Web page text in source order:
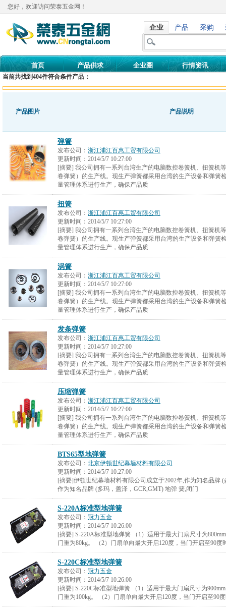
您好，欢迎访问荣泰五金网！
企业 产品 采购
首页 产品供求 企业圈 行情资讯
当前共找到404件符合条件产品：
产品图片 产品说明
弹簧
发布公司： 浙江浦江百惠工贸有限公司
更新时间： 2014/5/7 10:27:00
[摘要] 我公司拥有一系列台湾生产的电脑数控卷簧机、扭簧机
卷弹簧）的生产线。现生产弹簧都采用台湾的生产设备和弹簧
量管理体系进行生产，确保产品质
扭簧
发布公司： 浙江浦江百惠工贸有限公司
更新时间： 2014/5/7 10:27:00
[摘要] 我公司拥有一系列台湾生产的电脑数控卷簧机、扭簧机
卷弹簧）的生产线。现生产弹簧都采用台湾的生产设备和弹簧
量管理体系进行生产，确保产品质
涡簧
发布公司： 浙江浦江百惠工贸有限公司
更新时间： 2014/5/7 10:27:00
[摘要] 我公司拥有一系列台湾生产的电脑数控卷簧机、扭簧机
卷弹簧）的生产线。现生产弹簧都采用台湾的生产设备和弹簧
量管理体系进行生产，确保产品质
发条弹簧
发布公司： 浙江浦江百惠工贸有限公司
更新时间： 2014/5/7 10:27:00
[摘要] 我公司拥有一系列台湾生产的电脑数控卷簧机、扭簧机
卷弹簧）的生产线。现生产弹簧都采用台湾的生产设备和弹簧
量管理体系进行生产，确保产品质
压缩弹簧
发布公司： 浙江浦江百惠工贸有限公司
更新时间： 2014/5/7 10:27:00
[摘要] 我公司拥有一系列台湾生产的电脑数控卷簧机、扭簧机
卷弹簧）的生产线。现生产弹簧都采用台湾的生产设备和弹簧
量管理体系进行生产，确保产品质
BTS65型地弹簧
发布公司： 北京伊顿世纪幕墙材料有限公司
更新时间： 2014/5/7 10:27:00
[摘要]伊顿世纪幕墙材料有限公司成立于2002年,作为知名品牌
作为知名品牌 (多玛，盖泽，GCR,GMT) 地弹 簧,闭门
S-220A标准型地弹簧
发布公司： 冠力五金
更新时间： 2014/5/7 10:26:00
[摘要] S-220A标准型地弹簧 （1）适用于最大门扇尺寸为
门重为80kg。 （2）门扇单向最大开启120度，当门开启至90
S-220C标准型地弹簧
发布公司： 冠力五金
更新时间： 2014/5/7 10:26:00
[摘要] S-220C标准型地弹簧 （1）适用于最大门扇尺寸为
门重为100kg。 （2）门扇单向最大开启120度，当门开启至90